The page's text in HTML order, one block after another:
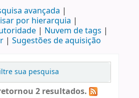
avançada
por hierarquia
Nuvem de tags
Sugestões de aquisição
sua pesquisa
2 resultados.